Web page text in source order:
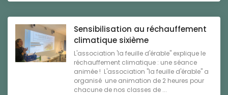
Sensibilisation au réchauffement
climatique sixième
L'association 'la feuille d'érable" explique le
réchauffement climatique : une séance
animée ! L'association "la feuille d'érable" a
organisé une animation de 2 heures pour
chacune de nos classes de ...